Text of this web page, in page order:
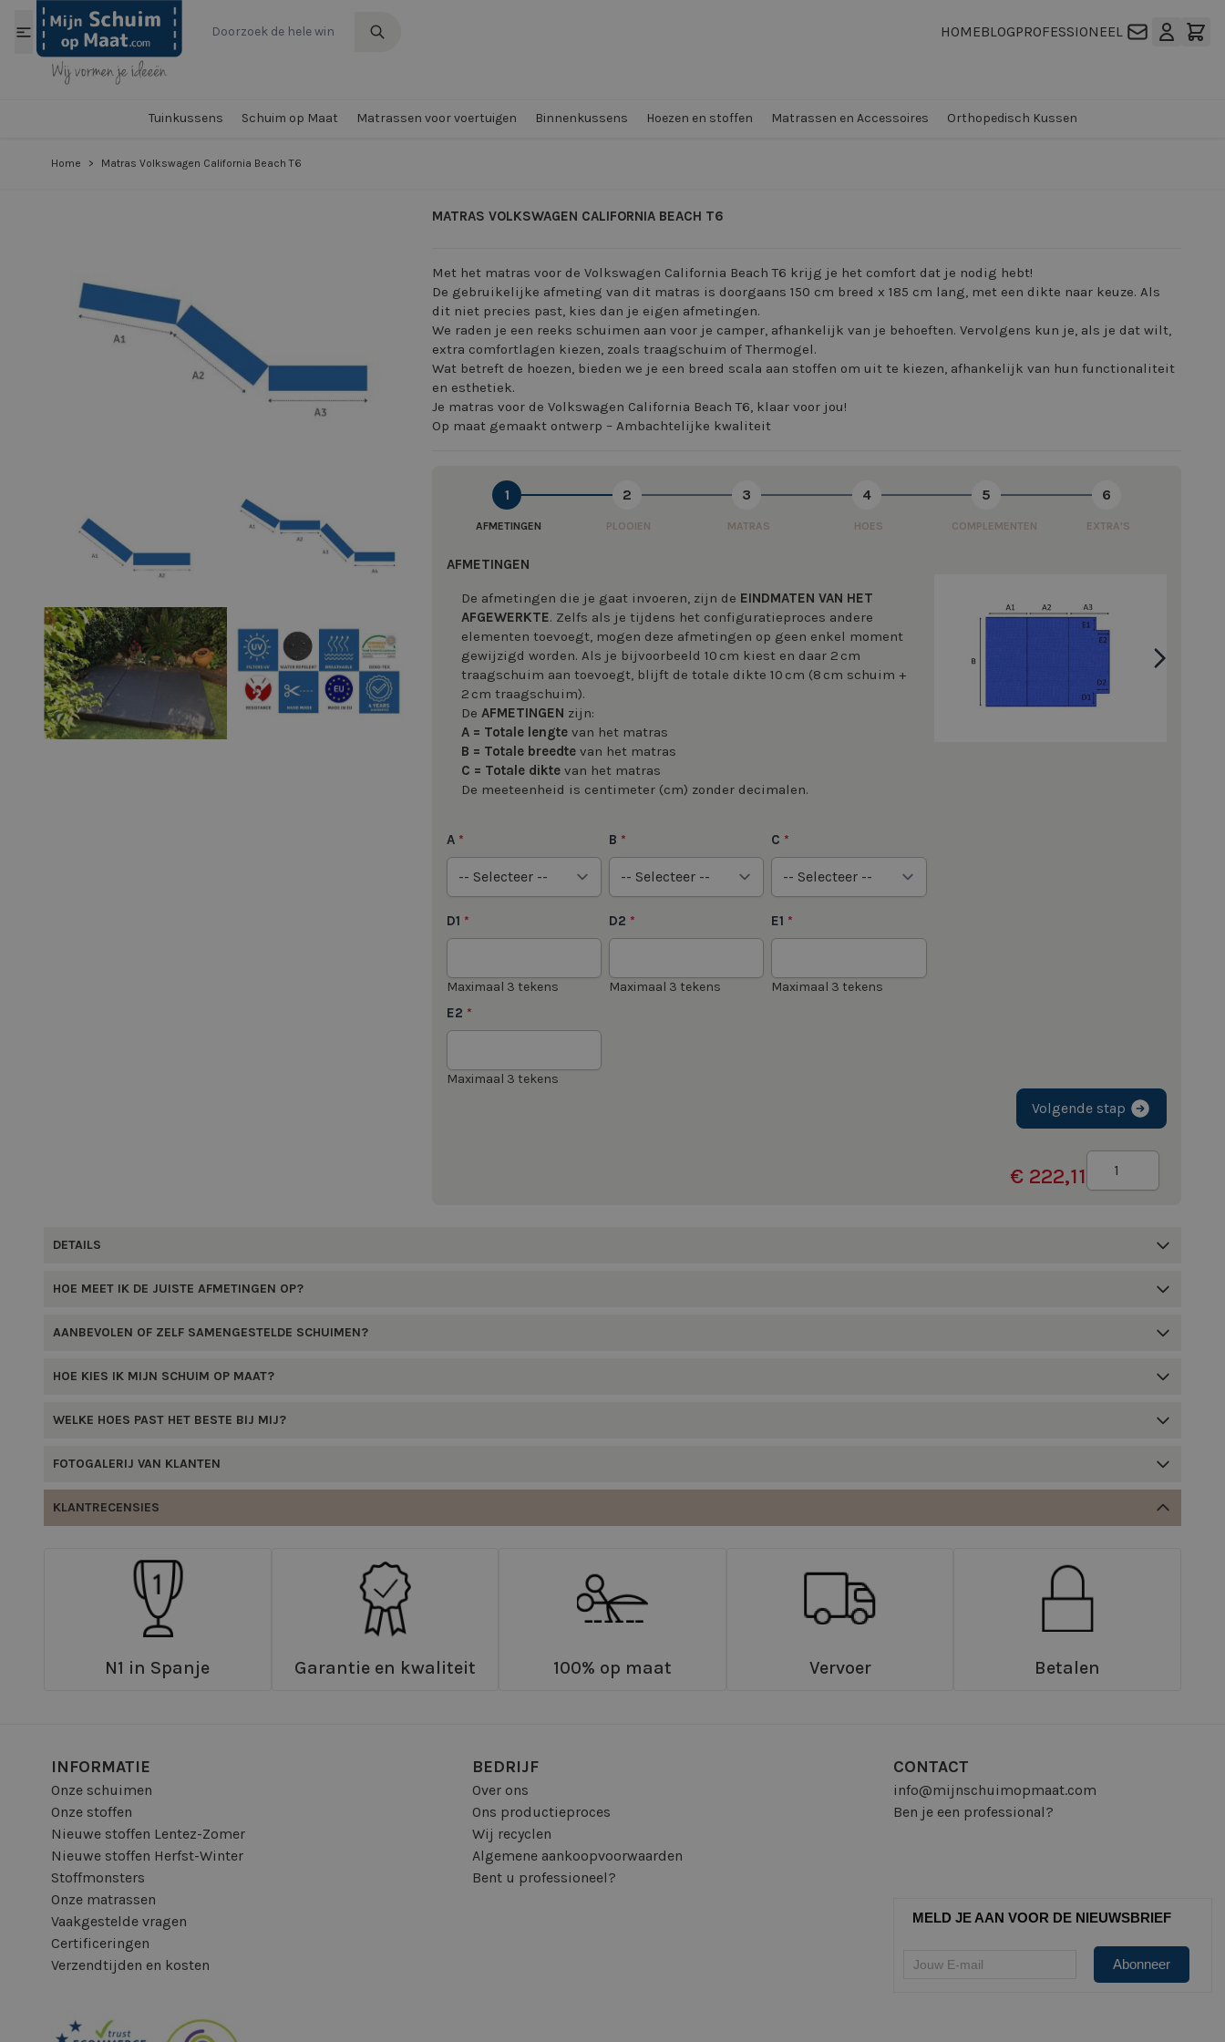
Ga naar de inhoud
HOMEBLOGPROFESSIONEEL
Tuinkussens Schuim op Maat Matrassen voor voertuigen Binnenkussens Hoezen en stoffen Matrassen en Accessoires Orthopedisch Kussen
Home > Matras Volkswagen California Beach T6
MATRAS VOLKSWAGEN CALIFORNIA BEACH T6
View larger image
Met het matras voor de Volkswagen California Beach T6 krijg je het comfort dat je nodig hebt!
De gebruikelijke afmeting van dit matras is doorgaans 150 cm breed x 185 cm lang, met een dikte naar keuze. Als
dit niet precies past, kies dan je eigen afmetingen.
We raden je een reeks schuimen aan voor je camper, afhankelijk van je behoeften. Vervolgens kun je, als je dat wilt,
extra comfortlagen kiezen, zoals traagschuim of Thermogel.
Wat betreft de hoezen, bieden we je een breed scala aan stoffen om uit te kiezen, afhankelijk van hun functionaliteit
en esthetiek.
Je matras voor de Volkswagen California Beach T6, klaar voor jou!
Op maat gemaakt ontwerp – Ambachtelijke kwaliteit
1
AFMETINGEN
2
PLOOIEN
3
MATRAS
4
HOES
5
COMPLEMENTEN
6
EXTRA'S
AFMETINGEN
De afmetingen die je gaat invoeren, zijn de EINDMATEN VAN HET
AFGEWERKTE. Zelfs als je tijdens het configuratieproces andere
elementen toevoegt, mogen deze afmetingen op geen enkel moment
gewijzigd worden. Als je bijvoorbeeld 10 cm kiest en daar 2 cm
traagschuim aan toevoegt, blijft de totale dikte 10 cm (8 cm schuim +
2 cm traagschuim).
De AFMETINGEN zijn:
A = Totale lengte van het matras
B = Totale breedte van het matras
C = Totale dikte van het matras
De meeteenheid is centimeter (cm) zonder decimalen.
A * B * C *
D1 *
Maximaal 3 tekens
D2 *
Maximaal 3 tekens
E1 *
Maximaal 3 tekens
E2 *
Maximaal 3 tekens
Volgende stap
€ 222,11
DETAILS
HOE MEET IK DE JUISTE AFMETINGEN OP?
AANBEVOLEN OF ZELF SAMENGESTELDE SCHUIMEN?
HOE KIES IK MIJN SCHUIM OP MAAT?
WELKE HOES PAST HET BESTE BIJ MIJ?
FOTOGALERIJ VAN KLANTEN
KLANTRECENSIES
N1 in Spanje Garantie en kwaliteit 100% op maat Vervoer Betalen
INFORMATIE
Onze schuimen
Onze stoffen
Nieuwe stoffen Lentez-Zomer
Nieuwe stoffen Herfst-Winter
Stoffmonsters
Onze matrassen
Vaakgestelde vragen
Certificeringen
Verzendtijden en kosten
BEDRIJF
Over ons
Ons productieproces
Wij recyclen
Algemene aankoopvoorwaarden
Bent u professioneel?
CONTACT
info@mijnschuimopmaat.com
Ben je een professional?
MELD JE AAN VOOR DE NIEUWSBRIEF